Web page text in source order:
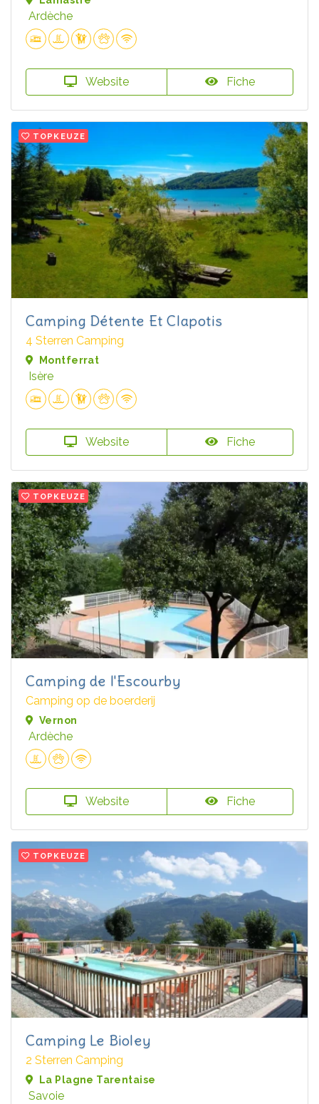
Ardèche
Website Fiche
TOPKEUZE
Camping Détente Et Clapotis
4 Sterren Camping
Montferrat
Isère
Website Fiche
TOPKEUZE
Camping de l'Escourby
Camping op de boerderij
Vernon
Ardèche
Website Fiche
TOPKEUZE
Camping Le Bioley
2 Sterren Camping
La Plagne Tarentaise
Savoie